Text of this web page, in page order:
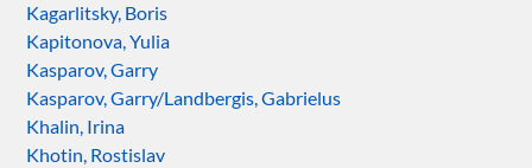
Kagarlitsky, Boris
Kapitonova, Yulia
Kasparov, Garry
Kasparov, Garry/Landbergis, Gabrielus
Khalin, Irina
Khotin, Rostislav